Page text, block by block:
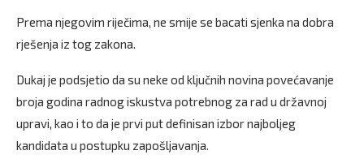
Prema njegovim riječima, ne smije se bacati sjenka na dobra
rješenja iz tog zakona.
Dukaj je podsjetio da su neke od ključnih novina povećavanje
broja godina radnog iskustva potrebnog za rad u državnoj
upravi, kao i to da je prvi put definisan izbor najboljeg
kandidata u postupku zapošljavanja.